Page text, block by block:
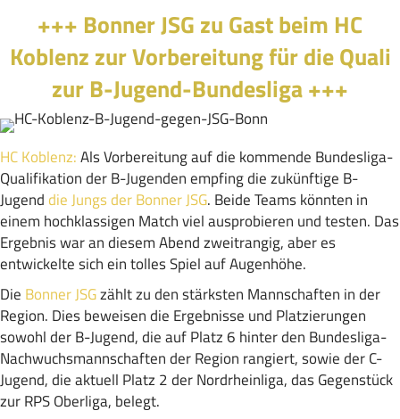
+++ Bonner JSG zu Gast beim HC
Koblenz zur Vorbereitung für die Quali
zur B-Jugend-Bundesliga +++
HC Koblenz:Als Vorbereitung auf die kommende Bundesliga-
Qualifikation der B-Jugenden empfing die zukünftige B-
Jugenddie Jungs der Bonner JSG. Beide Teams könnten in
einem hochklassigen Match viel ausprobieren und testen. Das
Ergebnis war an diesem Abend zweitrangig, aber es
entwickelte sich ein tolles Spiel auf Augenhöhe.
Die Bonner JSGzählt zu den stärksten Mannschaften in der
Region. Dies beweisen die Ergebnisse und Platzierungen
sowohl der B-Jugend, die auf Platz 6 hinter den Bundesliga-
Nachwuchsmannschaften der Region rangiert, sowie der C-
Jugend, die aktuell Platz 2 der Nordrheinliga, das Gegenstück
zur RPS Oberliga, belegt.